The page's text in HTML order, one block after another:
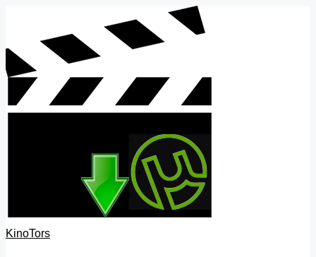
content
KinoTors